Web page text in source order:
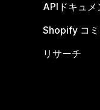
APIドキュメ
Shopify コ
リサーチ